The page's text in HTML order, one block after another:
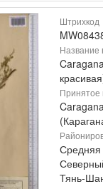
Штрихкод
Название
Принятое
Средняя
Тянь-